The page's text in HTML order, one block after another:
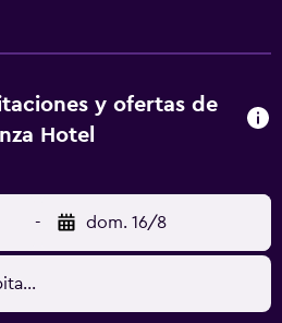
Kai-shek está a 2,7 km. El
Taipéi Songshan) está a 3 km.
y ofertas de
Hotel
- dom. 16/8